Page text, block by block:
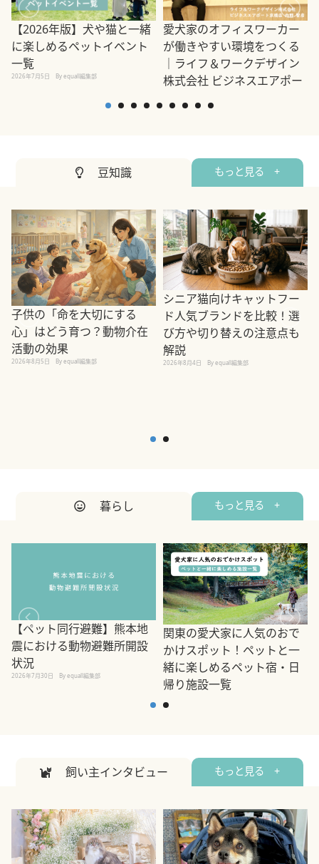
【2026年版】犬や猫と一緒
に楽しめるペットイベント
一覧
2026年7月5日 By equall編集部
愛犬家のオフィスワーカー
が働きやすい環境をつくる
｜ライフ＆ワークデザイン
株式会社 ビジネスエアポー
2022年12月9日 By equall編集部
豆知識 もっと見る +
子供の「命を大切にする
心」はどう育つ？動物介在
活動の効果
2026年8月5日 By equall編集部
シニア猫向けキャットフー
ド人気ブランドを比較！選
び方や切り替えの注意点も
解説
2026年8月4日 By equall編集部
暮らし もっと見る +
【ペット同行避難】熊本地
震における動物避難所開設
状況
2026年7月30日 By equall編集部
関東の愛犬家に人気のおで
かけスポット！ペットと一
緒に楽しめるペット宿・日
帰り施設一覧
飼い主インタビュー もっと見る +